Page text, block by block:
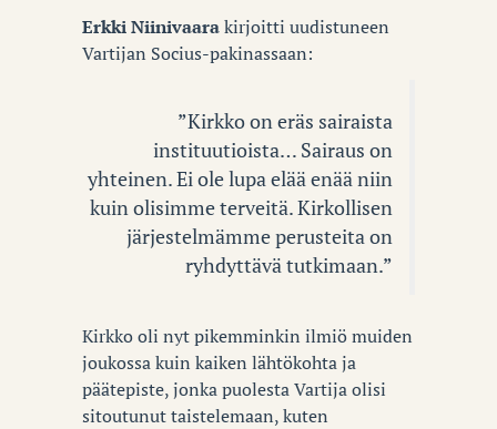
Erkki Niinivaarakirjoitti uudistuneen
Vartijan Socius-pakinassaan:
”Kirkko on eräs sairaista
instituutioista… Sairaus on
yhteinen. Ei ole lupa elää enää niin
kuin olisimme terveitä. Kirkollisen
järjestelmämme perusteita on
ryhdyttävä tutkimaan.”
Kirkko oli nyt pikemminkin ilmiö muiden
joukossa kuin kaiken lähtökohta ja
päätepiste, jonka puolesta Vartija olisi
sitoutunut taistelemaan, kuten